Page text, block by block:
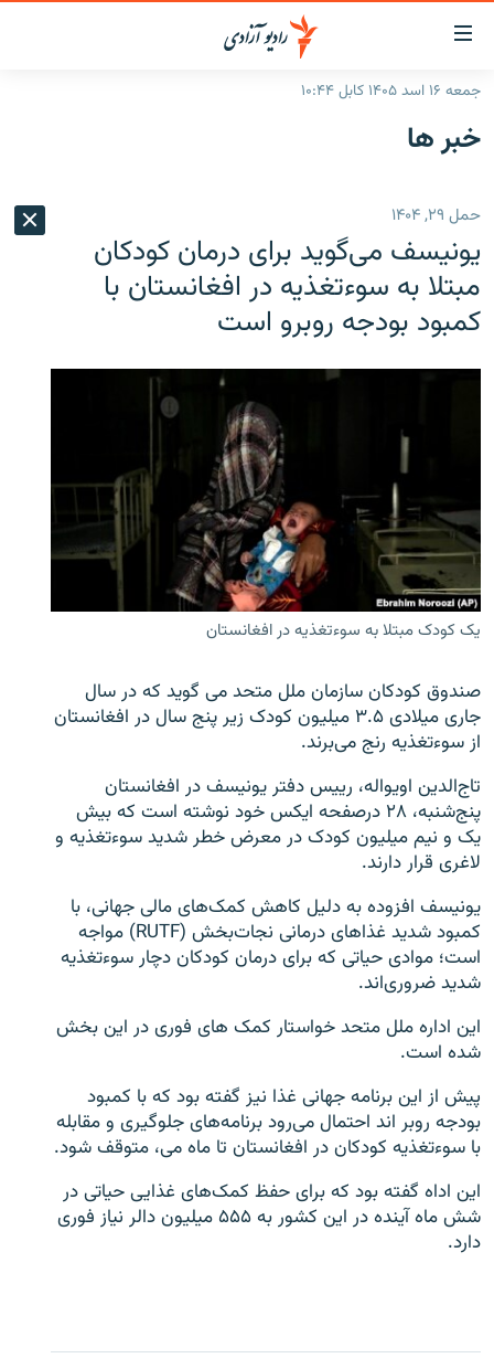
لینک‌های
قابل
دسترسی
به
بازگشت
منوی
اصلی
مراجعه
صفحه
گزارش‌ها
شرق میانه
جهان
افغانستان
جهان
جدول نشرات
مصاحبه‌ها
برنامه‌ها
بحران مهاجرت
تماس
صفحه پشتو
Azadi English
همۀ سایت‌های رادیو آزادی/ رادیو اروپای آزاد
جمعه ۱۶ اسد ۱۴۰۵ کابل ۱۰:۴۴
خبر ها
حمل ۲۹, ۱۴۰۴
یونیسف می‌گوید برای درمان کودکان
مبتلا به سوءتغذیه در افغانستان با
کمبود بودجه روبرو است
یک کودک مبتلا به سوءتغذیه در افغانستان
صندوق کودکان سازمان ملل متحد می گوید که در سال
جاری میلادی ۳.۵ میلیون کودک زیر پنج سال در افغانستان
از سوءتغذیه رنج می‌برند.
تاج‌الدین اویواله، رییس دفتر یونیسف در افغانستان
پنج‌شنبه، ۲۸ درصفحه ایکس خود نوشته است که بیش
یک و نیم میلیون کودک در معرض خطر شدید سوءتغذیه و
لاغری قرار دارند.
یونیسف افزوده به دلیل کاهش کمک‌های مالی جهانی، با
کمبود شدید غذاهای درمانی نجات‌بخش (RUTF) مواجه
است؛ موادی حیاتی که برای درمان کودکان دچار سوءتغذیه
شدید ضروری‌اند.
این اداره ملل متحد خواستار کمک های فوری در این بخش
شده است.
پیش از این برنامه جهانی غذا نیز گفته بود که با کمبود
بودجه روبر اند احتمال می‌رود برنامه‌های جلوگیری و مقابله
با سوءتغذیه کودکان در افغانستان تا ماه می، متوقف شود.
این اداه گفته بود که برای حفظ کمک‌های غذایی حیاتی در
شش ماه آینده در این کشور به ۵۵۵ میلیون دالر نیاز فوری
دارد.